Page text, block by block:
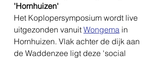
'Hornhuizen'
Het Koplopersymposium wordt live
uitgezonden vanuit Wongema in
Hornhuizen. Vlak achter de dijk aan
de Waddenzee ligt deze 'social